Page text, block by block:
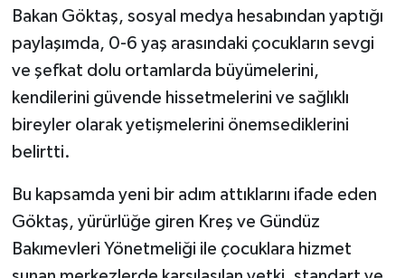
Bakan Göktaş, sosyal medya hesabından yaptığı
paylaşımda, 0-6 yaş arasındaki çocukların sevgi
ve şefkat dolu ortamlarda büyümelerini,
kendilerini güvende hissetmelerini ve sağlıklı
bireyler olarak yetişmelerini önemsediklerini
belirtti.
Bu kapsamda yeni bir adım attıklarını ifade eden
Göktaş, yürürlüğe giren Kreş ve Gündüz
Bakımevleri Yönetmeliği ile çocuklara hizmet